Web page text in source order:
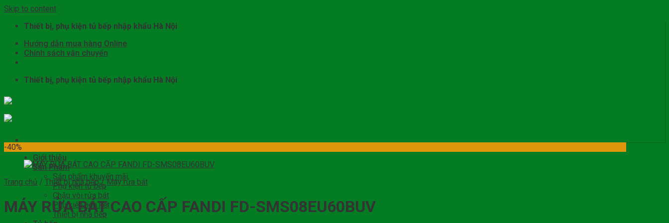
Skip to content
Thiết bị, phụ kiện tủ bếp nhập khẩu Hà Nội
Hướng dẫn mua hàng Online
Chính sách vận chuyển
Thiết bị, phụ kiện tủ bếp nhập khẩu Hà Nội
Giới thiệu
Sản Phẩm
Sản phẩm khuyến mãi
Phụ kiện tủ bếp
Chậu vòi rửa bát
Phụ kiện liên kết
Thiết bị nhà bếp
-40%
Trang chủ / Thiết bị nhà bếp / Máy rửa bát
MÁY RỬA BÁT CAO CẤP FANDI FD-SMS08EU60BUV